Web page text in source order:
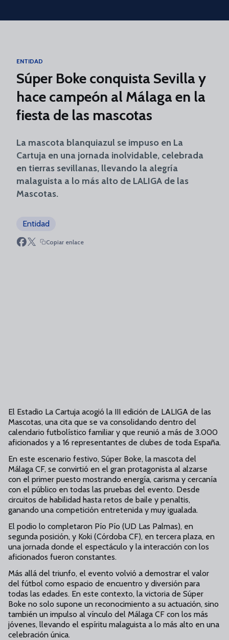
Skip to main content
ENTIDAD
Súper Boke conquista Sevilla y
hace campeón al Málaga en la
fiesta de las mascotas
La mascota blanquiazul se impuso en La
Cartuja en una jornada inolvidable, celebrada
en tierras sevillanas, llevando la alegría
malaguista a lo más alto de LALIGA de las
Mascotas.
Entidad
Copiar enlace
El Estadio La Cartuja acogió la III edición de LALIGA de las
Mascotas, una cita que se va consolidando dentro del
calendario futbolístico familiar y que reunió a más de 3.000
aficionados y a 16 representantes de clubes de toda España.
En este escenario festivo, Súper Boke, la mascota del
Málaga CF, se convirtió en el gran protagonista al alzarse
con el primer puesto mostrando energía, carisma y cercanía
con el público en todas las pruebas del evento. Desde
circuitos de habilidad hasta retos de baile y penaltis,
ganando una competición entretenida y muy igualada.
El podio lo completaron Pío Pío (UD Las Palmas), en
segunda posición, y Koki (Córdoba CF), en tercera plaza, en
una jornada donde el espectáculo y la interacción con los
aficionados fueron constantes.
Más allá del triunfo, el evento volvió a demostrar el valor
del fútbol como espacio de encuentro y diversión para
todas las edades. En este contexto, la victoria de Súper
Boke no solo supone un reconocimiento a su actuación, sino
también un impulso al vínculo del Málaga CF con los más
jóvenes, llevando el espíritu malaguista a lo más alto en una
celebración única.